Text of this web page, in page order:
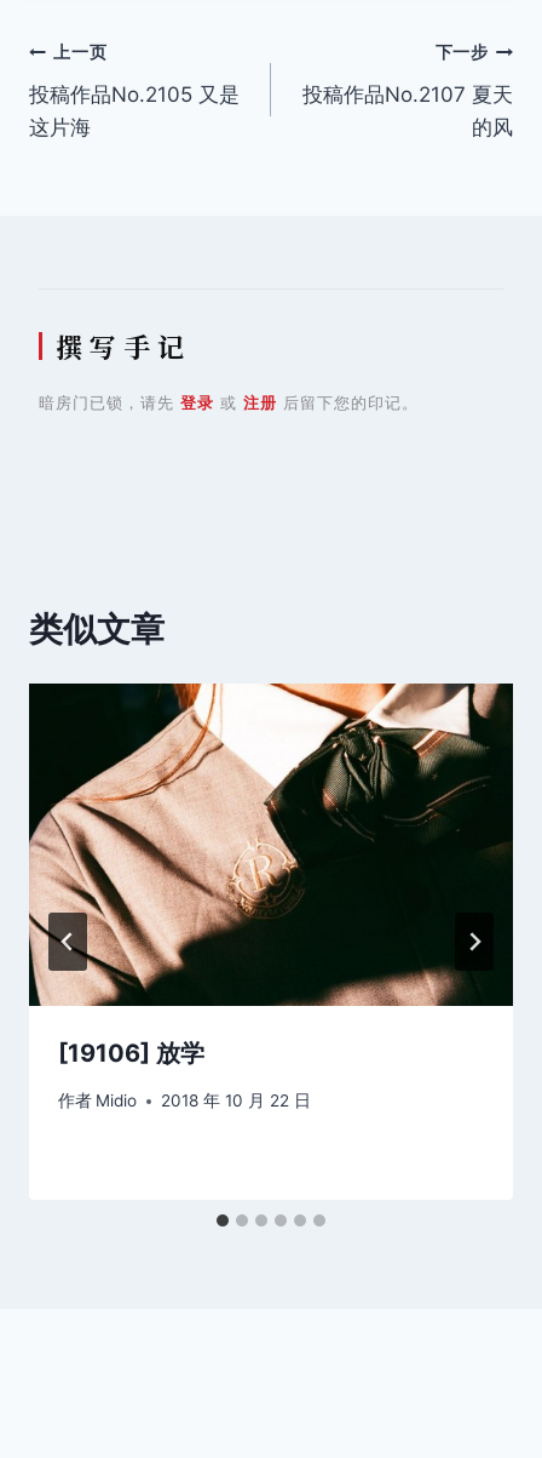
文
章
上一页
投稿作品No.2105 又是
这片海
下一步
投稿作品No.2107 夏天
的风
撰 写 手 记
暗房门已锁，请先 登录 或 注册 后留下您的印记。
类似文章
[19106] 放学
作者 Midio 2018 年 10 月 22 日